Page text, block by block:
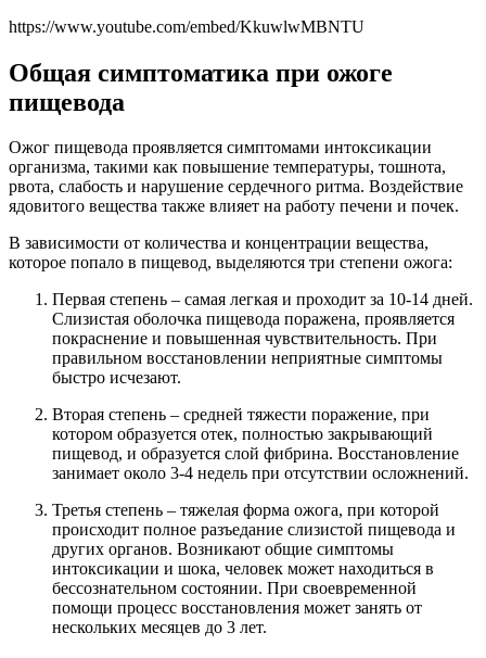
https://www.youtube.com/embed/KkuwlwMBNTU
Общая симптоматика при ожоге
пищевода
Ожог пищевода проявляется симптомами интоксикации
организма, такими как повышение температуры, тошнота,
рвота, слабость и нарушение сердечного ритма. Воздействие
ядовитого вещества также влияет на работу печени и почек.
В зависимости от количества и концентрации вещества,
которое попало в пищевод, выделяются три степени ожога:
Первая степень – самая легкая и проходит за 10-14 дней.
Слизистая оболочка пищевода поражена, проявляется
покраснение и повышенная чувствительность. При
правильном восстановлении неприятные симптомы
быстро исчезают.
Вторая степень – средней тяжести поражение, при
котором образуется отек, полностью закрывающий
пищевод, и образуется слой фибрина. Восстановление
занимает около 3-4 недель при отсутствии осложнений.
Третья степень – тяжелая форма ожога, при которой
происходит полное разъедание слизистой пищевода и
других органов. Возникают общие симптомы
интоксикации и шока, человек может находиться в
бессознательном состоянии. При своевременной
помощи процесс восстановления может занять от
нескольких месяцев до 3 лет.